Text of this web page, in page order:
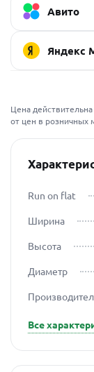
Авито
Яндекс
Цена
от цен в розничных
Run on flat
Ширина
Высота
Диаметр
Все